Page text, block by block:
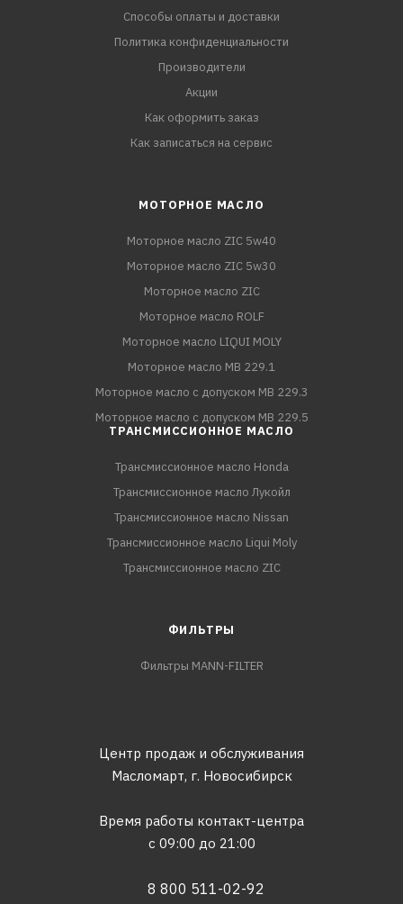
Способы оплаты и доставки
Политика конфиденциальности
Производители
Акции
Как оформить заказ
Как записаться на сервис
МОТОРНОЕ МАСЛО
Моторное масло ZIC 5w40
Моторное масло ZIC 5w30
Моторное масло ZIC
Моторное масло ROLF
Моторное масло LIQUI MOLY
Моторное масло MB 229.1
Моторное масло с допуском MB 229.3
Моторное масло с допуском MB 229.5
ТРАНСМИССИОННОЕ МАСЛО
Трансмиссионное масло Honda
Трансмиссионное масло Лукойл
Трансмиссионное масло Nissan
Трансмиссионное масло Liqui Moly
Трансмиссионное масло ZIC
ФИЛЬТРЫ
Фильтры MANN-FILTER
Центр продаж и обслуживания
Масломарт, г. Новосибирск
Время работы контакт-центра
с 09:00 до 21:00
8 800 511-02-92